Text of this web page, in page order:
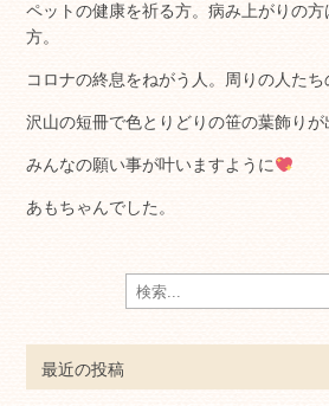
ペットの健康を祈る方。病み上がりの方
方。
コロナの終息をねがう人。周りの人たち
沢山の短冊で色とりどりの笹の葉飾りが
みんなの願い事が叶いますように
あもちゃんでした。
最近の投稿